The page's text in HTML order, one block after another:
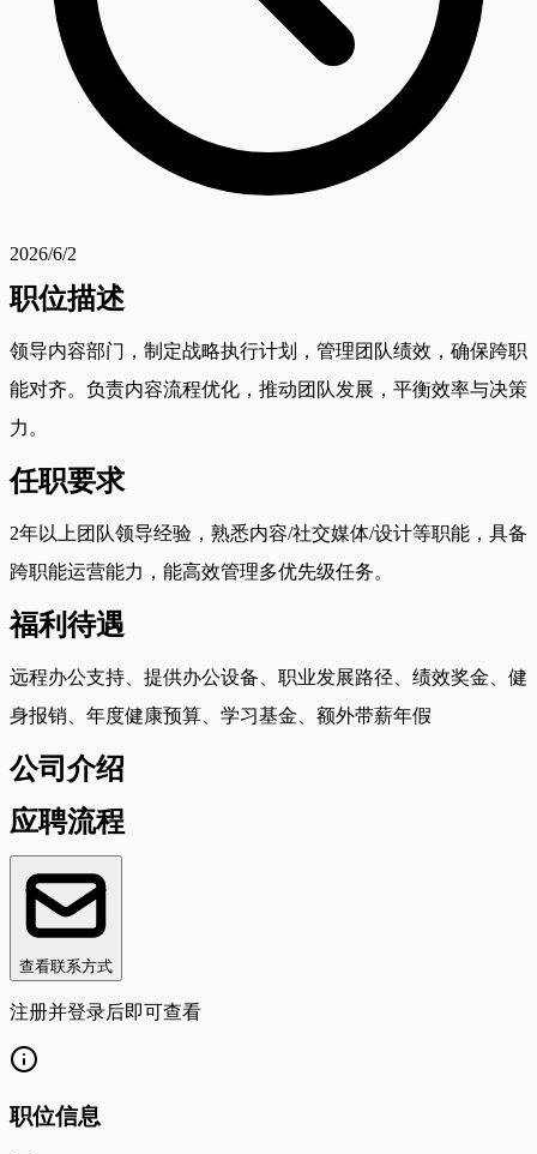
2026/6/2
职位描述
领导内容部门，制定战略执行计划，管理团队绩效，确保跨职
能对齐。负责内容流程优化，推动团队发展，平衡效率与决策
力。
任职要求
2年以上团队领导经验，熟悉内容/社交媒体/设计等职能，具备
跨职能运营能力，能高效管理多优先级任务。
福利待遇
远程办公支持、提供办公设备、职业发展路径、绩效奖金、健
身报销、年度健康预算、学习基金、额外带薪年假
公司介绍
应聘流程
查看联系方式
注册并登录后即可查看
职位信息